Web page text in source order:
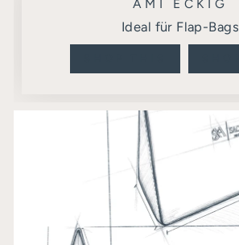
AMI ECKIG
Ideal für Flap-Bags